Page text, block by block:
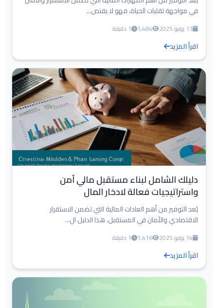
في مواجهة تقلبات الحياة، فهو لا يقتص...
13 يونيو 2025 1,484 1 دقيقة
اقرأ المزيد
دليلك الشامل لبناء مستقبل مالي آمن
واستراتيجيات فعالة لادخار المال
يُعد التوفير من أهم العادات المالية التي تضمن الاستقرار
الاقتصادي والأمان في المستقبل. هذا الدليل ال...
14 يونيو 2025 1,416 1 دقيقة
اقرأ المزيد